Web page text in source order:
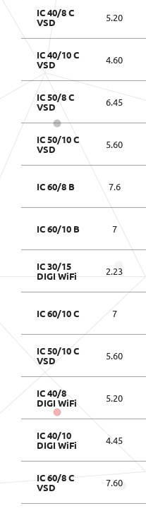
IC 40/8 C
VSD
5.20
IC 40/10 C
VSD
4.60
IC 50/8 C
VSD
6.45
IC 50/10 C
VSD
5.60
IC 60/8 B 7.6
IC 60/10 B 7
IC 30/15
DIGI WiFi
2.23
IC 60/10 C 7
IC 50/10 C
VSD
5.60
IC 40/8
DIGI WiFi
5.20
IC 40/10
DIGI WiFi
4.45
IC 60/8 C
VSD
7.60